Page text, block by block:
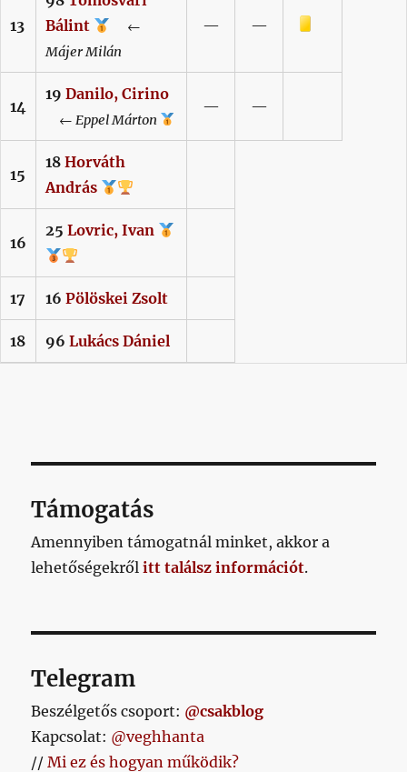
13
Bálint
←
MájerMilán
— —
Sárga lap
14
19 Danilo, Cirino
← EppelMárton
— —
15
18 Horváth
András
16
25 Lovric, Ivan
17 16 Pölöskei Zsolt
18 96 Lukács Dániel
Támogatás
Amennyiben támogatnál minket, akkor a
lehetőségekrőlitt találsz információt.
Telegram
Beszélgetős csoport: @csakblog
Kapcsolat: @veghhanta
//Mi ez és hogyan működik?